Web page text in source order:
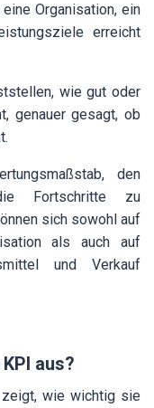
Organisation, ein
erreicht
wie gut oder
genauer gesagt, ob
den
Fortschritte zu
sich sowohl auf
als auch auf
und Verkauf
aus?
wie wichtig sie